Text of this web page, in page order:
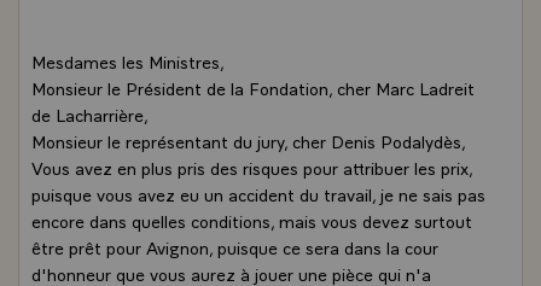
Mesdames les Ministres,
Monsieur le Président de la Fondation, cher Marc Ladreit
de Lacharrière,
Monsieur le représentant du jury, cher Denis Podalydès,
Vous avez en plus pris des risques pour attribuer les prix,
puisque vous avez eu un accident du travail, je ne sais pas
encore dans quelles conditions, mais vous devez surtout
être prêt pour Avignon, puisque ce sera dans la cour
d'honneur que vous aurez à jouer une pièce qui n'a